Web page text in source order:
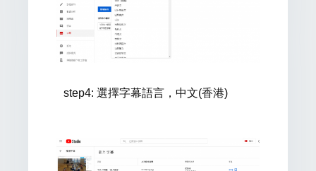
step4: 選擇字幕語言，中文(香港)